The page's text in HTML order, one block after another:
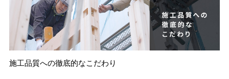
施工品質への徹底的なこだわり